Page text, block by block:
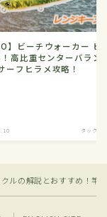
】ビーチウォーカー ビ
高比重センターバラン
ーフヒラメ攻略！
タックル
ルの解説とおすすめ！竿